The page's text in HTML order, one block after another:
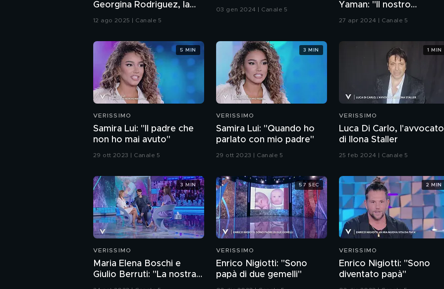
Georgina Rodriguez, la
storia d'amore
12 ago 2025 | Canale 5
03 gen 2024 | Canale 5
Yaman: "Il nostro
rapporto sul set"
27 apr 2024 | Canale 5
VERISSIMO
Samira Lui: "Il padre che
non ho mai avuto"
29 ott 2023 | Canale 5
5 MIN
VERISSIMO
Samira Lui: "Quando ho
parlato con mio padre"
29 ott 2023 | Canale 5
3 MIN
VERISSIMO
Luca Di Carlo, l'avvocato
di Ilona Staller
25 feb 2024 | Canale 5
1 MIN
VERISSIMO
Maria Elena Boschi e
Giulio Berruti: "La nostra
storia d'amore"
3 MIN
VERISSIMO
Enrico Nigiotti: "Sono
papà di due gemelli"
57 SEC
VERISSIMO
Enrico Nigiotti: "Sono
diventato papà"
2 MIN